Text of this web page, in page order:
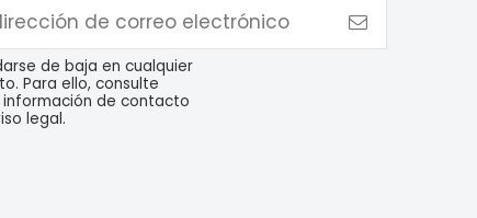
de baja en cualquier
Para ello, consulte
de contacto
legal.